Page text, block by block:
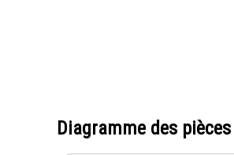
Diagramme des